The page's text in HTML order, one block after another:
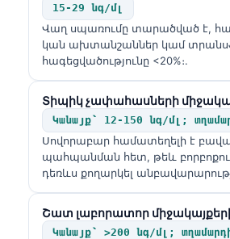
15-29 նգ/մլ
Վաղ սպառումը տարածված է,
կան ախտանշաններ կամ
հագեցվածությունը <20%։.
Տիպիկ չափահասների
Կանայք՝ 12-150 նգ/մլ;
Սովորաբար համատեղելի է
պահպանման հետ, թեև
դեռևս քողարկել
Շատ լաբորատոր
Կանայք՝ >200 նգ/մլ;